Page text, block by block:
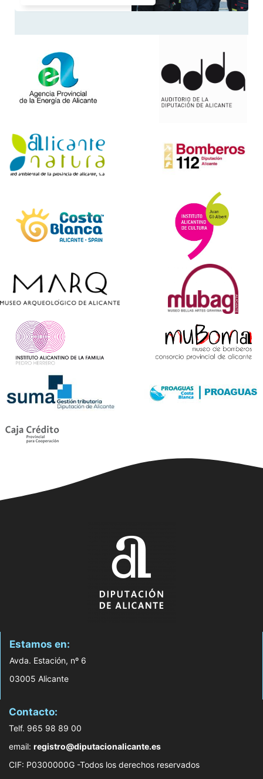
Estamos en:
Avda. Estación, nº 6
03005 Alicante
Contacto:
Telf. 965 98 89 00
email: registro@diputacionalicante.es
CIF: P0300000G -Todos los derechos reservados